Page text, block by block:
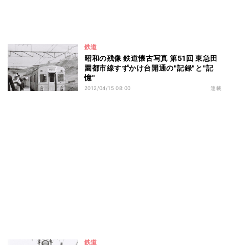
鉄道
昭和の残像 鉄道懐古写真 第51回 東急田
園都市線すずかけ台開通の"記録"と"記
憶"
2012/04/15 08:00 連載
鉄道